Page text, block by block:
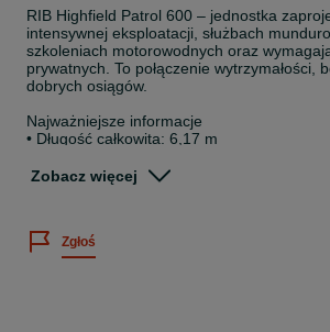
RIB Highfield Patrol 600 – jednostka
intensywnej eksploatacji, służbach
szkoleniach motorowodnych oraz
prywatnych. To połączenie wytrzymałości,
dobrych osiągów.
Najważniejsze informacje
• Długość całkowita: 6,17 m
• Aluminiowy kadłub malowany proszkowo
• Duża dzielność morska i stabilność przy
Zobacz więcej
Zgłoś